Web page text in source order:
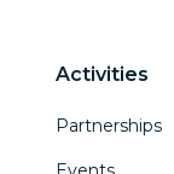
Activities
Partnerships